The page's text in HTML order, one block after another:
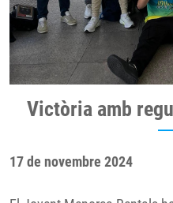
>
Victòria amb
17 de novembre 2024